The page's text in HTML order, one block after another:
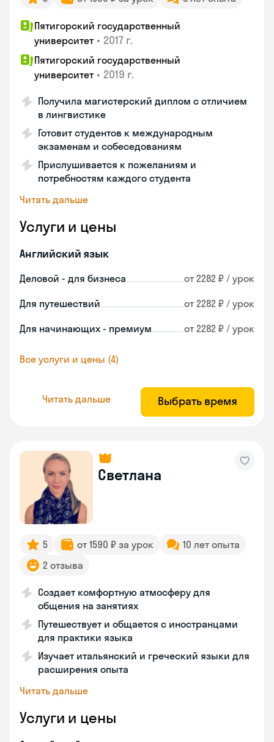
Пятигорский государственный
университет • 2017 г.
Пятигорский государственный
университет • 2019 г.
Получила магистерский диплом с отличием
в лингвистике
Готовит студентов к международным
экзаменам и собеседованиям
Прислушивается к пожеланиям и
потребностям каждого студента
Читать дальше
Услуги и цены
Английский язык
Деловой - для бизнеса от 2282 ₽ / урок
Для путешествий от 2282 ₽ / урок
Для начинающих - премиум от 2282 ₽ / урок
Все услуги и цены (4)
Читать дальше Выбрать время
Светлана
5 от 1590 ₽ за урок
10 лет опыта
2 отзыва
Создает комфортную атмосферу для
общения на занятиях
Путешествует и общается с иностранцами
для практики языка
Изучает итальянский и греческий языки для
расширения опыта
Читать дальше
Услуги и цены